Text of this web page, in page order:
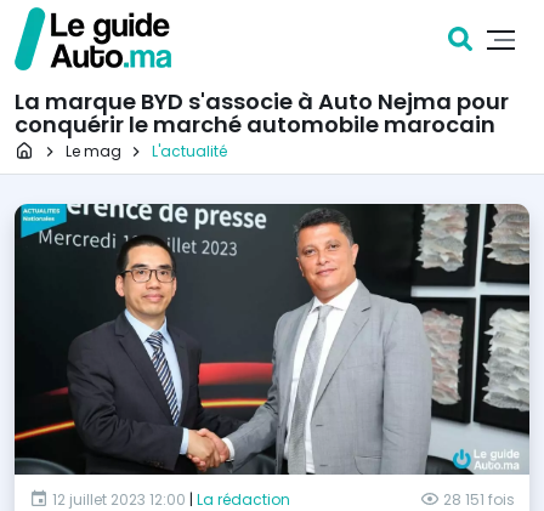
La marque BYD s'associe à Auto Nejma pour
conquérir le marché automobile marocain
Page d'accueil
Le mag L'actualité
12 juillet 2023 12:00 | La rédaction 28 151 fois